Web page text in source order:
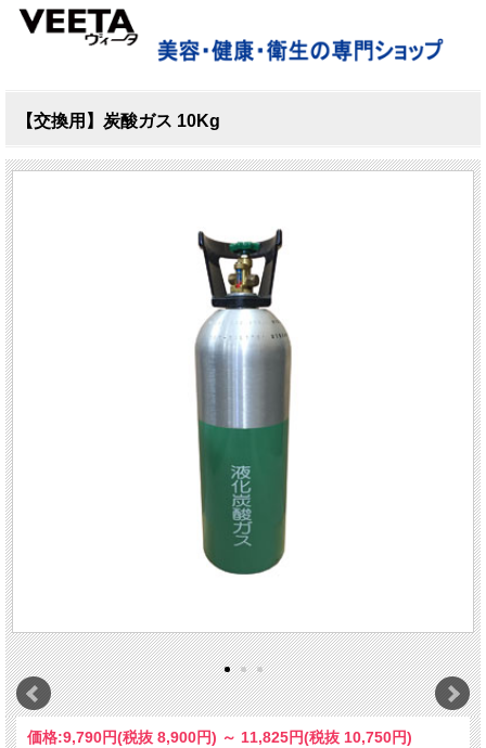
【交換用】炭酸ガス 10Kg
価格:9,790円(税抜 8,900円) ～ 11,825円(税抜 10,750円)